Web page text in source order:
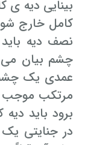
بینایی دیه ی
کامل خارج
نصف دیه
چشم بیان می
عمدی یک
مرتکب موجب
برود باید دیه
در جنایتی